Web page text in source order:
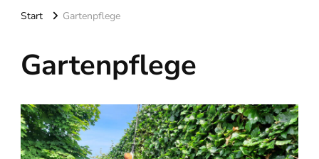
Start Gartenpflege
Gartenpflege